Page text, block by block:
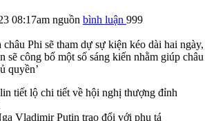
08:17am nguồn bình luận 999
Phi sẽ tham dự sự kiện kéo dài hai ngày,
sẽ công bố một số sáng kiến nhằm giúp châu
quyền’
Vladimir Putin trao đổi với phụ tá